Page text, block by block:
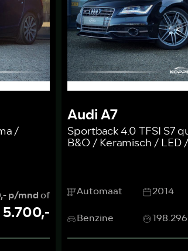
/
p/mndof
Audi A7
Sportback 4.0 TFSI S7
B&O / Keramisch / LED
Automaat
2014
Benzine